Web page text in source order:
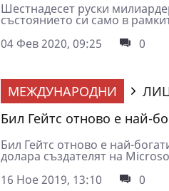
Шестнадесет руски
състоянието си само в
04 Фев 2020, 09:25
0
МЕЖДУНАРОДНИ
Бил Гейтс отново е най-
Бил Гейтс отново е най-
долара създателят на
16 Ное 2019, 13:10
0